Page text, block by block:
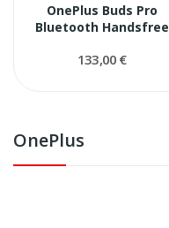
OnePlus
OnePlus Buds Pro
Bluetooth Handsfree
133,00 €